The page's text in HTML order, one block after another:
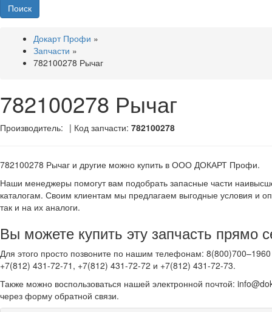
Поиск
Докарт Профи »
Запчасти »
782100278 Рычаг
782100278 Рычаг
Производитель: | Код запчасти: 782100278
782100278 Рычаг и другие можно купить в ООО ДОКАРТ Профи.
Наши менеджеры помогут вам подобрать запасные части
каталогам. Своим клиентам мы предлагаем выгодные условия и
так и на их аналоги.
Вы можете купить эту запчасть прямо
Для этого просто позвоните по нашим телефонам:
+7(812) 431-72-71, +7(812) 431-72-72 и +7(812) 431-72-73.
Также можно воспользоваться нашей электронной почтой:
через форму обратной связи.